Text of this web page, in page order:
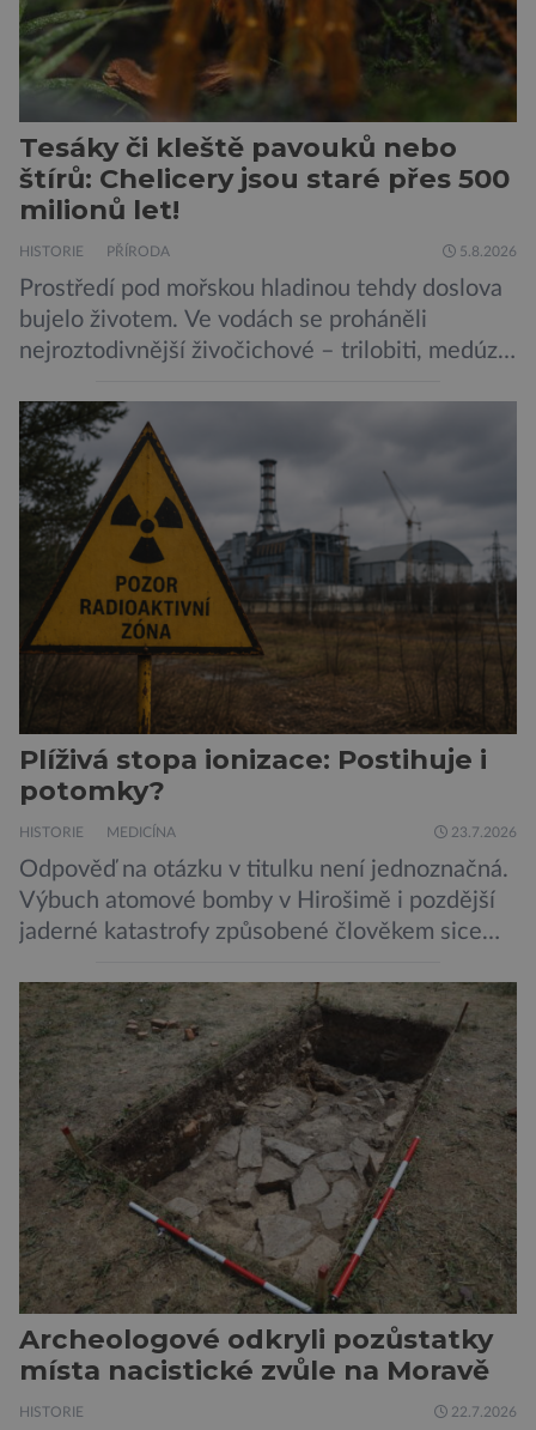
Tesáky či kleště pavouků nebo
štírů: Chelicery jsou staré přes 500
milionů let!
HISTORIE PŘÍRODA 5.8.2026
Prostředí pod mořskou hladinou tehdy doslova
bujelo životem. Ve vodách se proháněli
nejroztodivnější živočichové – trilobiti, medúzy
prazvláštní stonožce podobný tvor, který měl
zárodky zbraní typických pro dnešní pavouky.
Pavouci, štíři či klíšťata jsou členovci patřící do
skupiny klepítkatců. Vyznačují se takzvanými
chelicerami, které u nich představují právě […]
Plíživá stopa ionizace: Postihuje i
potomky?
HISTORIE MEDICÍNA 23.7.2026
Odpověď na otázku v titulku není jednoznačná.
Výbuch atomové bomby v Hirošimě i pozdější
jaderné katastrofy způsobené člověkem sice
slabší a dlouhodobé záření poškozuje DNA.
Přesto není stále zcela jasné, nakolik se mutace
vzniklé ozářením přenášejí na potomstvo. Před
pěti lety, těsně před 35. výročím výbuchu
Černobylské jaderné elektrárny, […]
Archeologové odkryli pozůstatky
místa nacistické zvůle na Moravě
HISTORIE 22.7.2026